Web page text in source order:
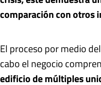
comparación con otros
El proceso por medio
cabo el negocio
edificio de múltiples